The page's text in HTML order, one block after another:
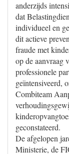
anderzijds
dat
individueel en
dit actieve
fraude met
op de aanvraag
professionele
geïntensiveerd,
Combiteam
geconstateerd.
De afgelopen
Ministerie, de